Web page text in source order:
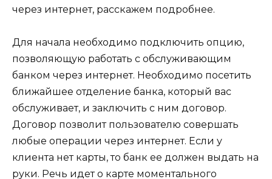
через интернет, расскажем подробнее.
Для начала необходимо подключить опцию,
позволяющую работать с обслуживающим
банком через интернет. Необходимо посетить
ближайшее отделение банка, который вас
обслуживает, и заключить с ним договор.
Договор позволит пользователю совершать
любые операции через интернет. Если у
клиента нет карты, то банк ее должен выдать на
руки. Речь идет о карте моментального